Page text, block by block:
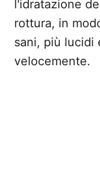
l'idratazione
rottura, in
sani, più lucidi
velocemente.